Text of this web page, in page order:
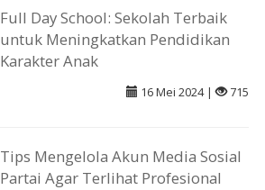
Full Day School: Sekolah Terbaik
untuk Meningkatkan Pendidikan
Karakter Anak
16 Mei 2024 | 715
Tips Mengelola Akun Media Sosial
Partai Agar Terlihat Profesional